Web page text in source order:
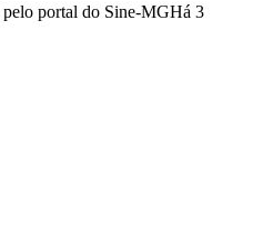
portal do Sine-MGHá 3